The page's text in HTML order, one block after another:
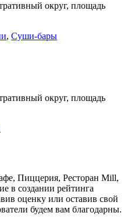
округ, площадь
, Суши-бары
округ, площадь
Пиццерия, Ресторан Mill,
в создании рейтинга
оценку или оставив свой
будем вам благодарны.